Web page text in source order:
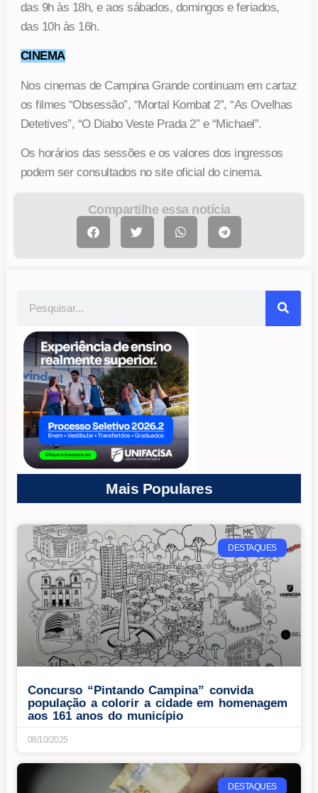
das 9h às 18h, e aos sábados, domingos e feriados,
das 10h às 16h.
CINEMA
Nos cinemas de Campina Grande continuam em cartaz
os filmes “Obsessão”, “Mortal Kombat 2”, “As Ovelhas
Detetives”, “O Diabo Veste Prada 2” e “Michael”.
Os horários das sessões e os valores dos ingressos
podem ser consultados no site oficial do cinema.
Compartilhe essa notícia
Mais Populares
DESTAQUES
Concurso “Pintando Campina” convida
população a colorir a cidade em homenagem
aos 161 anos do município
08/10/2025
DESTAQUES